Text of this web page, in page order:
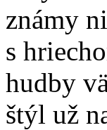
známy
s
hudby
štýl už